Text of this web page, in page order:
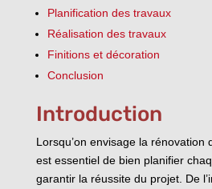
Planification des travaux
Réalisation des travaux
Finitions et décoration
Conclusion
Introduction
Lorsqu’on envisage la rénovation
est essentiel de bien planifier
garantir la réussite du projet. De